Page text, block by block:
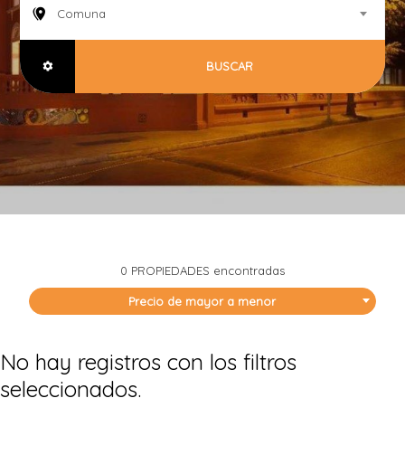
Comuna
BUSCAR
0 PROPIEDADES encontradas
Precio de mayor a menor
No hay registros con los filtros
seleccionados.